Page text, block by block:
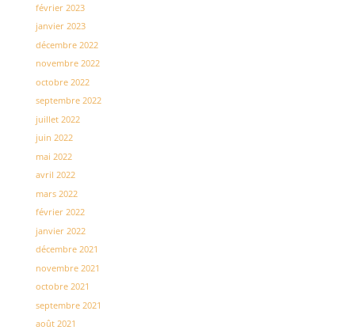
février 2023
janvier 2023
décembre 2022
novembre 2022
octobre 2022
septembre 2022
juillet 2022
juin 2022
mai 2022
avril 2022
mars 2022
février 2022
janvier 2022
décembre 2021
novembre 2021
octobre 2021
septembre 2021
août 2021